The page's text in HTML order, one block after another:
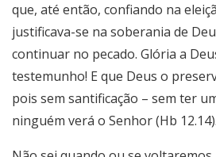
que, até então, confiando na
justificava-se na soberania de
continuar no pecado. Glória a
testemunho! E que Deus o
pois sem santificação – sem ter
ninguém verá o Senhor (Hb 12.14).